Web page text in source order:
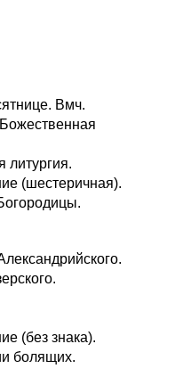
Вмч.
(шестеричная).
(без знака).
болящих.